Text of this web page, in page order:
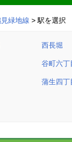
緑地線 > 駅を選択
西長堀
谷町六丁
蒲生四丁